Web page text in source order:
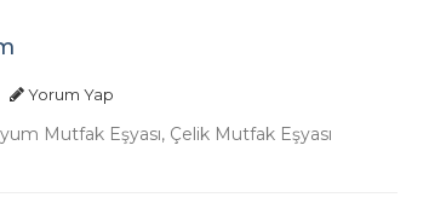
Yorum Yap
Mutfak Eşyası, Çelik Mutfak Eşyası